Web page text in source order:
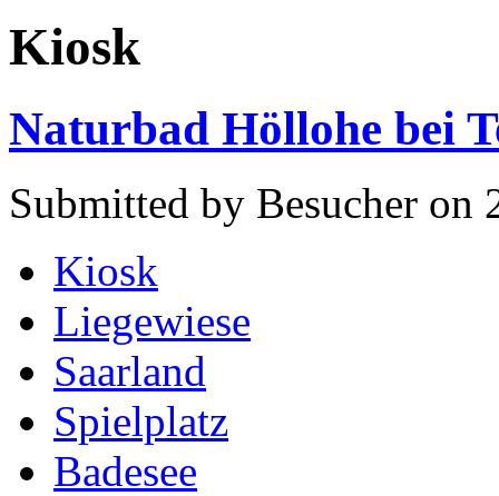
Kiosk
Naturbad Höllohe bei
Submitted by Besucher on
Kiosk
Liegewiese
Saarland
Spielplatz
Badesee